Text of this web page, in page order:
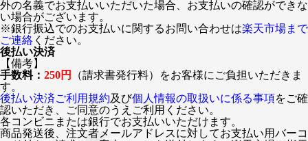
外の名義でお支払いいただいた場合、お支払いの確認ができな
い場合がございます。
※銀行振込でのお支払いに関するお問い合わせは楽天市場まで
ご連絡 ください。
後払い決済
【備考】
手数料： 250円
（請求書発行料）をお客様にご負担いただきま
す。
後払い決済ご利用規約及び個人情報の取扱いに係る事項をご確
認いただき、ご同意のうえご利用ください。
各コンビニまたは銀行でお支払いいただけます。
商品発送後、注文者メールアドレスに対してお支払い用バーコ